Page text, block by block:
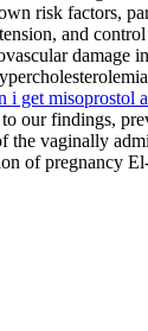
risk factors,
and
damage
i get misoprostol
our findings,
the vaginally
of pregnancy